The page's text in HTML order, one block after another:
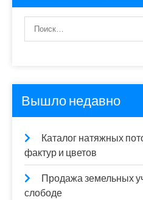
Вышло недавно
Каталог натяжных
фактур и цветов
Продажа земельных
слободе